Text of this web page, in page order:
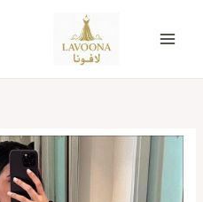
المحتوى